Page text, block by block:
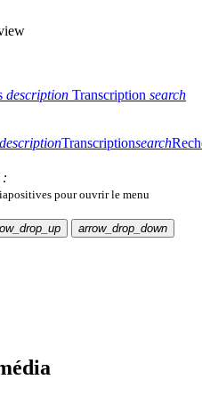
description Transcription search
descriptionTranscriptionsearch
:
pour ouvrir le menu
arrow_drop_down